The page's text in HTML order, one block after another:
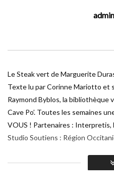
Le Steak vert de Marguerite
Texte lu par Corinne Mariotto et
Raymond Byblos, la bibliothèque
Cave Po’. Toutes les semaines
VOUS ! Partenaires : Interpretis,
Studio Soutiens : Région
Ce contenu est